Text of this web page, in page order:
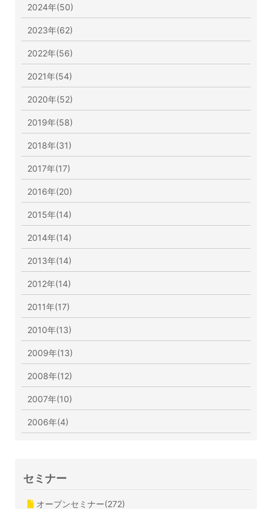
2024年(50)
2023年(62)
2022年(56)
2021年(54)
2020年(52)
2019年(58)
2018年(31)
2017年(17)
2016年(20)
2015年(14)
2014年(14)
2013年(14)
2012年(14)
2011年(17)
2010年(13)
2009年(13)
2008年(12)
2007年(10)
2006年(4)
セミナー
オープンセミナー(272)